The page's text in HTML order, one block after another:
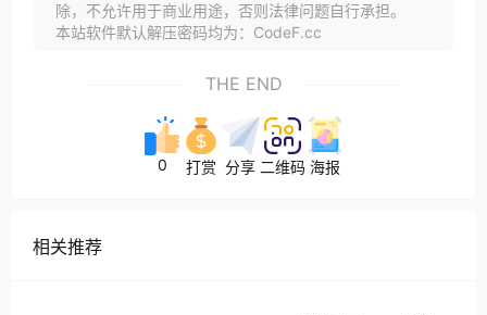
除，不允许用于商业用途，否则法律问题自行承担。
本站软件默认解压密码均为：CodeF.cc
THE END
0 打赏 分享 二维码 海报
相关推荐